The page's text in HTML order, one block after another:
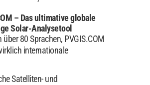
– Das ultimative globale
Solar-Analysetool
über 80 Sprachen, PVGIS.COM
internationale
Satelliten- und